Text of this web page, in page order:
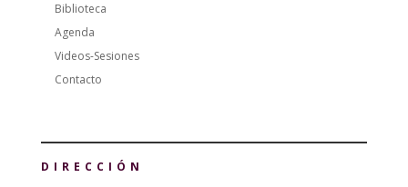
Biblioteca
Agenda
Videos-Sesiones
Contacto
DIRECCIÓN